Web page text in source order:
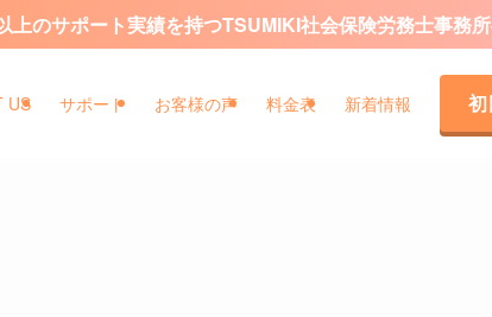
上のサポート実績を持つTSUMIKI社会保険労務士事務
US サポート お客様の声 料金表 新着情報